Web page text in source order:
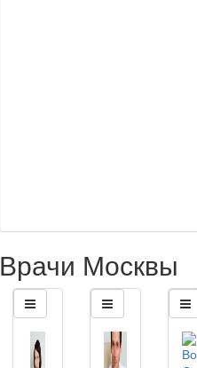
Врачи Москвы